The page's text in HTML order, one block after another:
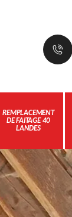
REMPLACEMENT
DE FAITAGE 40
LANDES